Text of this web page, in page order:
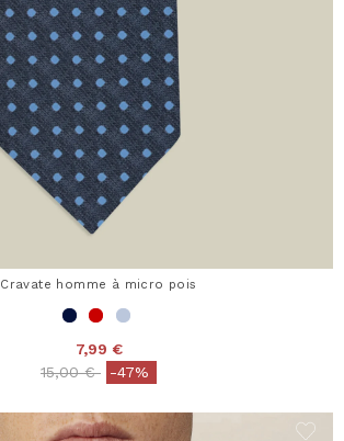
Cravate homme à micro pois
7,99 €
Price reduced from
15,00 €to-47%